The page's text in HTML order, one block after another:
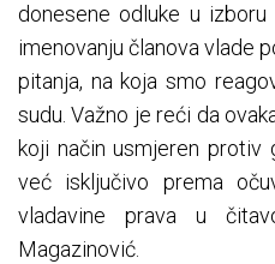
donesene odluke u
imenovanju članova vlade
pitanja, na koja smo
sudu. Važno je reći da
koji način usmjeren protiv
već isključivo prema
vladavine prava u
Magazinović.